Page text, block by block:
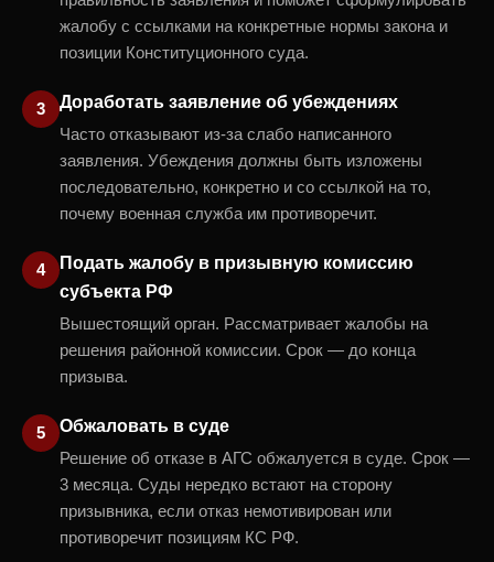
жалобу с ссылками на конкретные нормы закона и
позиции Конституционного суда.
Доработать заявление об убеждениях
Часто отказывают из-за слабо написанного
заявления. Убеждения должны быть изложены
последовательно, конкретно и со ссылкой на то,
почему военная служба им противоречит.
Подать жалобу в призывную комиссию
субъекта РФ
Вышестоящий орган. Рассматривает жалобы на
решения районной комиссии. Срок — до конца
призыва.
Обжаловать в суде
Решение об отказе в АГС обжалуется в суде. Срок —
3 месяца. Суды нередко встают на сторону
призывника, если отказ немотивирован или
противоречит позициям КС РФ.